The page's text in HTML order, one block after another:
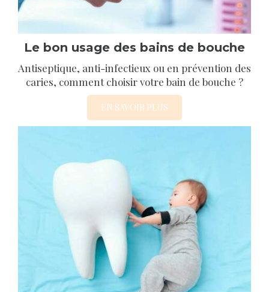
Le bon usage des bains de bouche
Antiseptique, anti-infectieux ou en prévention des
caries, comment choisir votre bain de bouche ?
EN SAVOIR PLUS